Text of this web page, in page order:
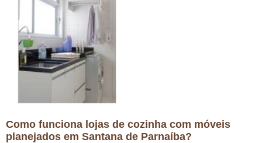
Como funciona lojas de cozinha com móveis
planejados em Santana de Parnaíba?